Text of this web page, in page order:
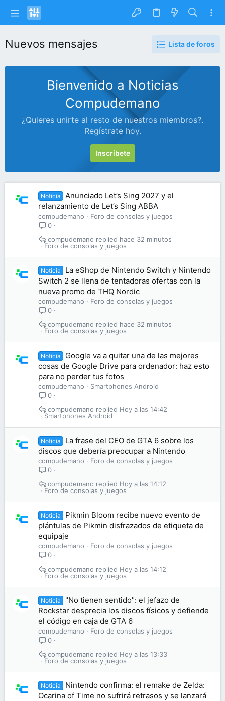
Nuevos mensajes Lista de foros
Bienvenido a Noticias
Compudemano
¿Quieres unirte al resto de nuestros miembros?.
Regístrate hoy.
Inscríbete
Noticia
Anunciado Let’s Sing 2027 y el
relanzamiento de Let’s Sing ABBA
compudemano
Foro de consolas y juegos
0
Foro de consolas y juegos
hace 32 minutos
compudemano
Noticia
La eShop de Nintendo Switch y Nintendo
Switch 2 se llena de tentadoras ofertas con la
nueva promo de THQ Nordic
compudemano
Foro de consolas y juegos
0
Foro de consolas y juegos
hace 32 minutos
compudemano
Noticia
Google va a quitar una de las mejores
cosas de Google Drive para ordenador: haz esto
para no perder tus fotos
compudemano
Smartphones Android
0
Smartphones Android
Hoy a las 14:42
compudemano
Noticia
La frase del CEO de GTA 6 sobre los
discos que debería preocupar a Nintendo
compudemano
Foro de consolas y juegos
0
Foro de consolas y juegos
Hoy a las 14:12
compudemano
Noticia
Pikmin Bloom recibe nuevo evento de
plántulas de Pikmin disfrazados de etiqueta de
equipaje
compudemano
Foro de consolas y juegos
0
Foro de consolas y juegos
Hoy a las 14:12
compudemano
Noticia
"No tienen sentido": el jefazo de
Rockstar desprecia los discos físicos y defiende
el código en caja de GTA 6
compudemano
Foro de consolas y juegos
0
Foro de consolas y juegos
Hoy a las 13:33
compudemano
Noticia
Nintendo confirma: el remake de Zelda:
Ocarina of Time no sufrirá retrasos y se lanzará